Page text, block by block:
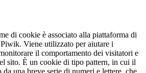
di cookie è associato alla piattaforma di
Viene utilizzato per aiutare i
il comportamento dei visitatori e
sito. È un cookie di tipo pattern, in cui il